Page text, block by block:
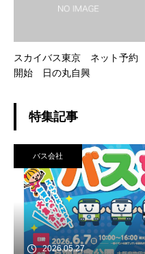
スカイバス東京 ネット予約
開始 日の丸自興
特集記事
バス会社
2026.05.27